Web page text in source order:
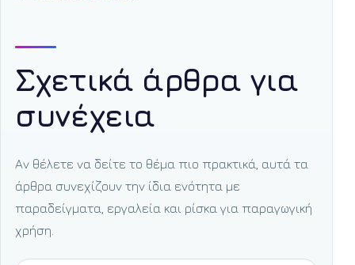
Σχετικά άρθρα για
συνέχεια
Αν θέλετε να δείτε το θέμα πιο πρακτικά, αυτά τα
άρθρα συνεχίζουν την ίδια ενότητα με
παραδείγματα, εργαλεία και ρίσκα για παραγωγική
χρήση.